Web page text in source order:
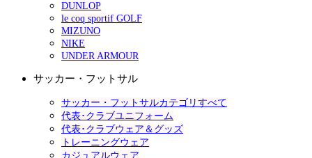
DUNLOP
le coq sportif GOLF
MIZUNO
NIKE
UNDER ARMOUR
サッカー・フットサル
サッカー・フットサルカテゴリすべて
代表･クラブユニフォーム
代表･クラブウェア＆グッズ
トレーニングウェア
カジュアルウェア